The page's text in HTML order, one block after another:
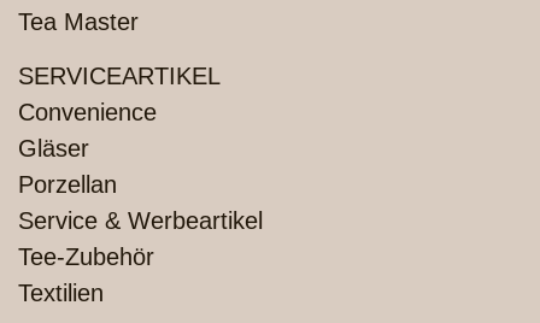
Tea Master
SERVICEARTIKEL
Convenience
Gläser
Porzellan
Service & Werbeartikel
Tee-Zubehör
Textilien